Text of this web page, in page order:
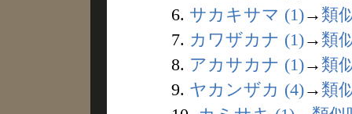
6. サカキサマ (1)→ 類
7. カワザカナ (1)→ 類
8. アカサカナ (1)→ 類
9. ヤカンザカ (4)→ 類